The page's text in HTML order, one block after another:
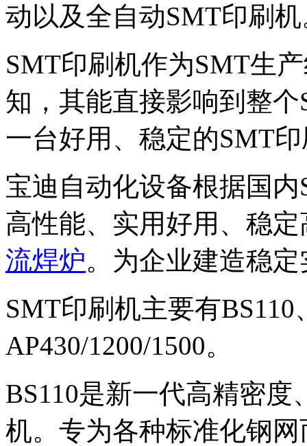
动以及全自动SMT印刷
SMT印刷机作为SMT生
知，其能直接影响到整
一台好用、稳定的SMT
宝迪自动化设备根据国
高性能、实用好用、稳定
流焊炉。为企业建造稳
SMT印刷机主要有BS110
AP430/1200/1500。
BS110是新一代高精密
机。专为各种标准化钢